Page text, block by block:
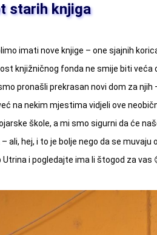
starih knjiga
imati nove knjige – one sjajnih
knjižničnog fonda ne smije biti veća
pronašli prekrasan novi dom za
na nekim mjestima vidjeli ove
škole, a mi smo sigurni da će
ali, hej, i to je bolje nego da se
Utrina i pogledajte ima li štogod za vas